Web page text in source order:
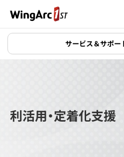
サービス＆サポー
利活用・定着化支援